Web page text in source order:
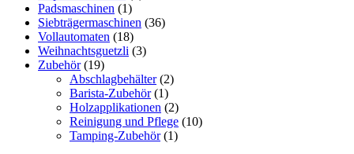
Padsmaschinen (1)
Siebträgermaschinen (36)
Vollautomaten (18)
Weihnachtsguetzli (3)
Zubehör(19)
Abschlagbehälter(2)
Barista-Zubehör(1)
Holzapplikationen (2)
Reinigung und Pflege (10)
Tamping-Zubehör(1)